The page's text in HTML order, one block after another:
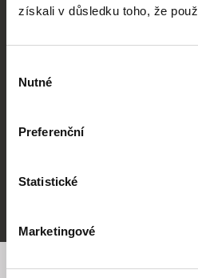
získali v důsledku toho, že
souhlasu
Nutné
Preferenční
Statistické
Marketingové
FIDMarseille